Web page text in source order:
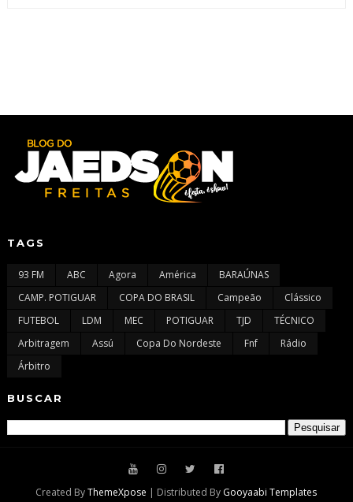
TAGS
93 FM ABC Agora América
BARAÚNAS
CAMP. POTIGUAR
COPA DO BRASIL Campeão
Clássico
FUTEBOL
LDM MEC POTIGUAR TJD
TÉCNICO
Arbitragem
Assú Copa Do Nordeste Fnf
Rádio
Árbitro
BUSCAR
Created ByThemeXpose | Distributed By Gooyaabi Templates